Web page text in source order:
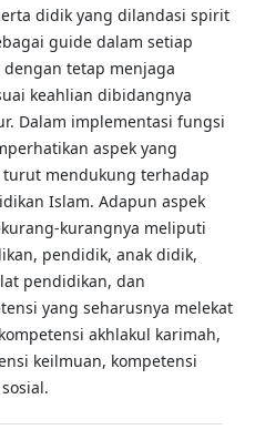
didik yang dilandasi spirit
guide dalam setiap
tetap menjaga
keahlian dibidangnya
Dalam implementasi fungsi
aspek yang
mendukung terhadap
Islam. Adapun aspek
kurangnya meliputi
pendidik, anak didik,
pendidikan, dan
yang seharusnya melekat
akhlakul karimah,
keilmuan, kompetensi